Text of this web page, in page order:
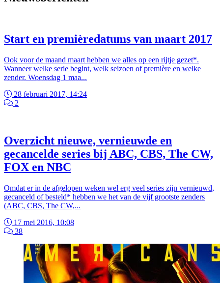
Start en premièredatums van maart 2017
Ook voor de maand maart hebben we alles op een rijtje gezet*.
Wanneer welke serie begint, welk seizoen of première en welke
zender. Woensdag 1 maa...
28 februari 2017, 14:24
2
Overzicht nieuwe, vernieuwde en
gecancelde series bij ABC, CBS, The CW,
FOX en NBC
Omdat er in de afgelopen weken wel erg veel series zijn vernieuwd,
gecanceld of besteld* hebben we het van de vijf grootste zenders
(ABC, CBS, The CW,...
17 mei 2016, 10:08
38